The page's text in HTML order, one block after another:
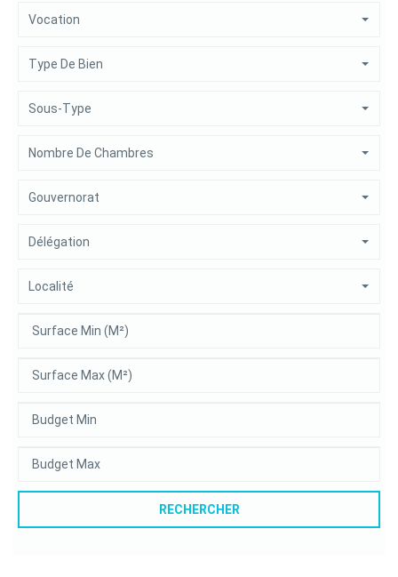
Vocation
Type De Bien
Sous-Type
Nombre De Chambres
Gouvernorat
Délégation
Localité
RECHERCHER